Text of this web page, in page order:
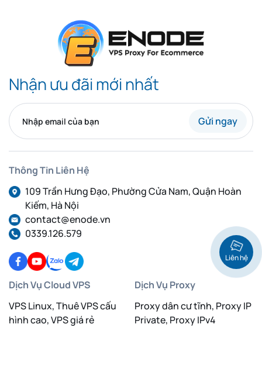
Nhận ưu đãi mới nhất
Gửi ngay
Thông Tin Liên Hệ
109 Trần Hưng Đạo, Phường Cửa Nam, Quận Hoàn
Kiếm, Hà Nội
contact@enode.vn
0339.126.579
Dịch Vụ Cloud VPS
VPS Linux, Thuê VPS cấu
hình cao, VPS giá rẻ
Dịch Vụ Proxy
Proxy dân cư tĩnh, Proxy IP
Private, Proxy IPv4
Liên hệ